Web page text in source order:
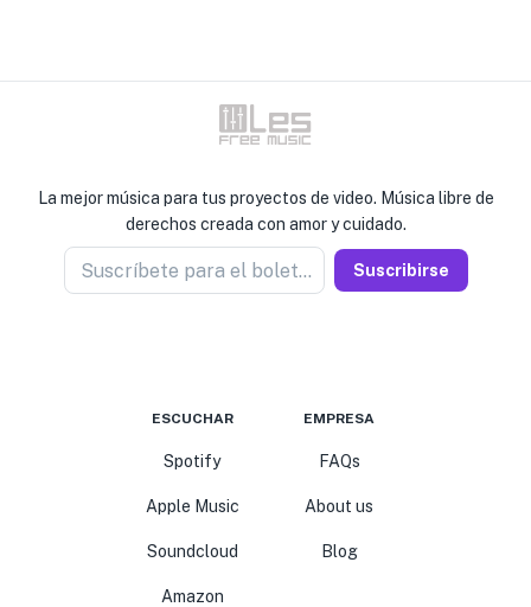
La mejor música para tus proyectos de video. Música libre de
derechos creada con amor y cuidado.
Suscríbete para el boletín Suscribirse
ESCUCHAR
Spotify
Apple Music
Soundcloud
Amazon
EMPRESA
FAQs
About us
Blog